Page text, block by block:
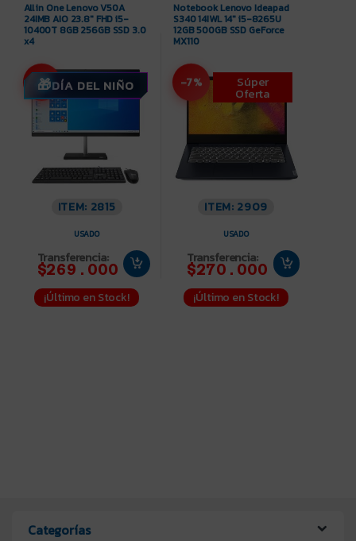
All in One Lenovo V50A
24IMB AIO 23.8″ FHD i5-
10400T 8GB 256GB SSD 3.0
x4
-27%DÍA DEL NIÑO
ITEM: 2815
USADO
Transferencia:
$269.000
¡Último en Stock!
Notebook Lenovo Ideapad
S340 14IWL 14″ i5-8265U
12GB 500GB SSD GeForce
MX110
-7% Súper
Oferta
ITEM: 2909
USADO
Transferencia:
$270.000
¡Último en Stock!
Categorías